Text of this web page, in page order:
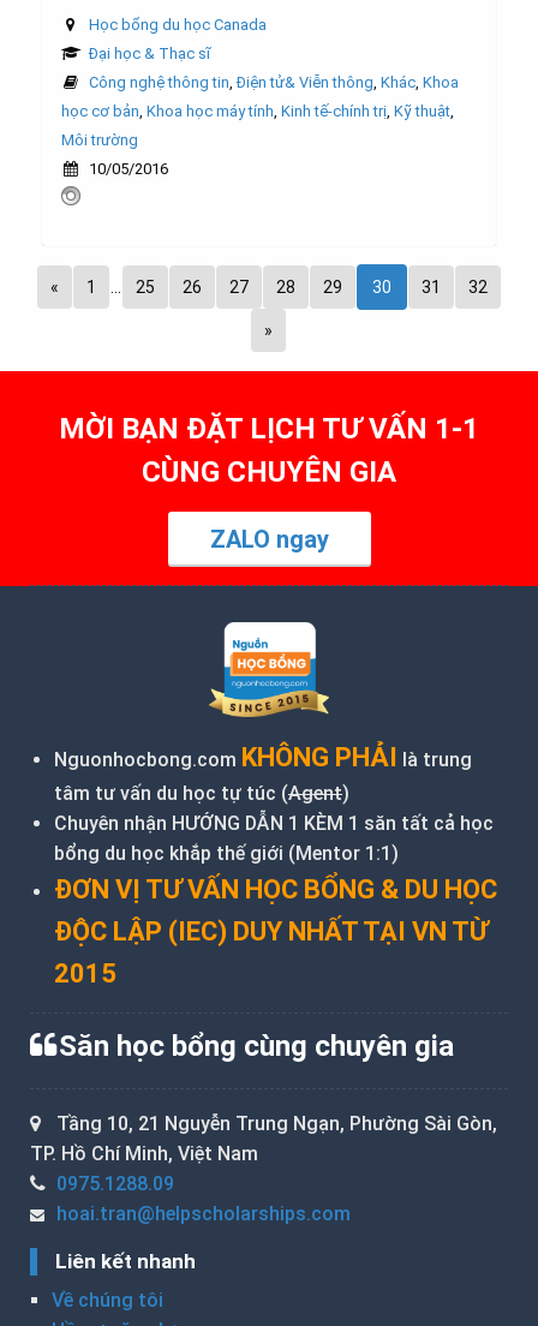
Học bổng du học Canada
Đại học & Thạc sĩ
Công nghệ thông tin,Điện tử& Viễn thông, Khác, Khoa
học cơ bản, Khoa học máy tính, Kinh tế-chính trị, Kỹ thuật,
Môi trường
10/05/2016
« 1 25 26 27 28 29 30 31 32
»
MỜI BẠN ĐẶT LỊCH TƯ VẤN 1-1
CÙNG CHUYÊN GIA
ZALO ngay
Nguonhocbong.com KHÔNG PHẢI là trung
tâm tư vấn du học tự túc (Agent)
Chuyên nhận HƯỚNG DẪN 1 KÈM 1 săn tất cả học
bổng du học khắp thế giới (Mentor 1:1)
ĐƠN VỊ TƯ VẤN HỌC BỔNG & DU HỌC
ĐỘC LẬP (IEC) DUY NHẤT TẠI VN TỪ
2015
Săn học bổng cùng chuyên gia
Tầng 10, 21 Nguyễn Trung Ngạn, Phường Sài Gòn,
TP. Hồ Chí Minh, Việt Nam
0975.1288.09
hoai.tran@helpscholarships.com
Liên kết nhanh
Về chúng tôi